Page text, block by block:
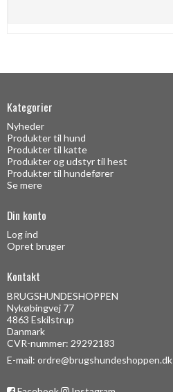
Kategorier
Nyheder
Produkter til hund
Produkter til katte
Produkter og udstyr til hest
Produkter til hundefører
Se mere
Din konto
Log ind
Opret bruger
Kontakt
BRUGSHUNDESHOPPEN
Nykøbingvej 77
4863 Eskilstrup
Danmark
CVR-nummer: 29292183
E-mail: ordre@brugshundeshoppen.dk